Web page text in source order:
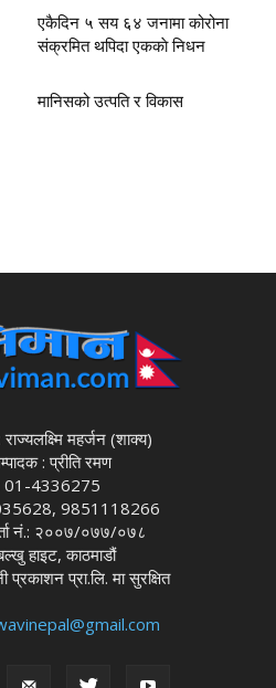
एकैदिन ५ सय ६४ जनामा कोरोना
संक्रमित थपिदा एककाे निधन
मानिसको उत्पति र विकास
महर्जन (शाक्य)
: प्रीति रमण
: 01-4336275
9851118266
नं.: २००७/०७७/०७८
हाइट, काठमाडौं
प्रकाशन प्रा.लि. मा सुरक्षित